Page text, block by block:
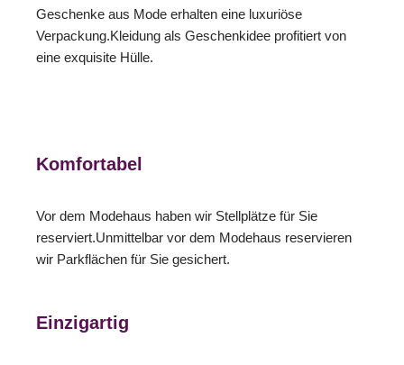
Geschenke aus Mode erhalten eine luxuriöse
Verpackung.Kleidung als Geschenkidee profitiert von
eine exquisite Hülle.
Komfortabel
Vor dem Modehaus haben wir Stellplätze für Sie
reserviert.Unmittelbar vor dem Modehaus reservieren
wir Parkflächen für Sie gesichert.
Einzigartig